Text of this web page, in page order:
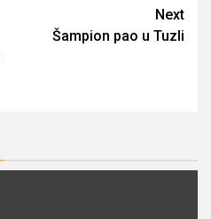
Next
Šampion pao u Tuzli